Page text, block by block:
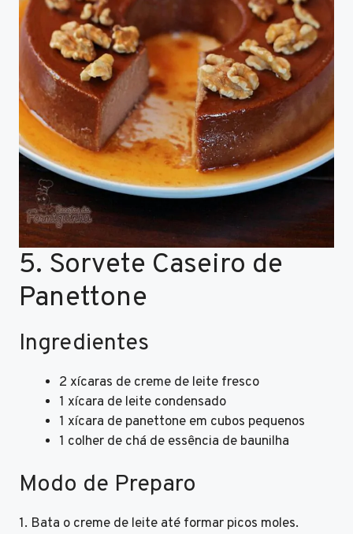
5. Sorvete Caseiro de
Panettone
Ingredientes
2 xícaras de creme de leite fresco
1 xícara de leite condensado
1 xícara de panettone em cubos pequenos
1 colher de chá de essência de baunilha
Modo de Preparo
1. Bata o creme de leite até formar picos moles.